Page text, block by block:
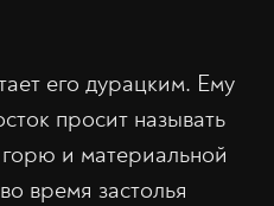
его дурацким. Ему
просит называть
и материальной
время застолья